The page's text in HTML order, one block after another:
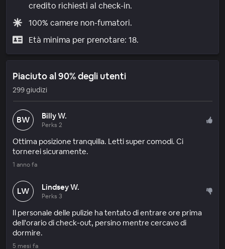
credito richiesti al check-in.
100% camere non-fumatori.
Età minima per prenotare: 18.
Piaciuto al 90% degli utenti
299 giudizi
BW Billy W.
Perks 2
Ottima posizione tranquilla. Letti super comodi. Ci
tornerei sicuramente.
1 anno fa
LW Lindsey W.
Perks 3
Il personale delle pulizie ha tentato di entrare ore prima
dell'orario di check-out, persino mentre cercavo di
dormire.
5 mesi fa